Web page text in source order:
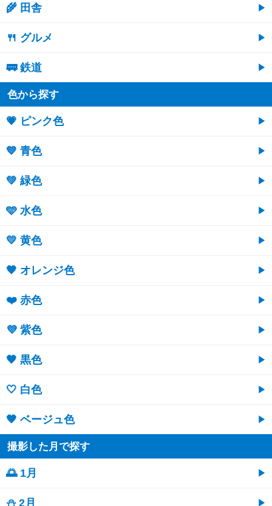
🌾 田舎
🍴 グルメ
🚃 鉄道
色から探す
💗 ピンク色
💙 青色
💚 緑色
🩵 水色
💛 黄色
🧡 オレンジ色
❤️ 赤色
💜 紫色
🖤 黒色
🤍 白色
🤎 ベージュ色
撮影した月で探す
🌅 1月
⛄ 2月